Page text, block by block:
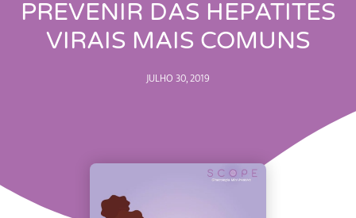
PREVENIR DAS HEPATITES
VIRAIS MAIS COMUNS
JULHO 30, 2019